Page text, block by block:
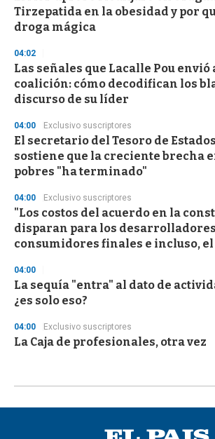
s
Tirzepatida en la obesidad y por
droga mágica
04:02
Las señales que Lacalle Pou envió
coalición: cómo decodifican los
discurso de su líder
04:00 Exclusivo suscriptores
El secretario del Tesoro de
sostiene que la creciente brecha
pobres "ha terminado"
04:00 Exclusivo suscriptores
"Los costos del acuerdo en la
disparan para los
consumidores finales e incluso, el
04:00
La sequía "entra" al dato de
¿es solo eso?
04:00 Exclusivo suscriptores
La Caja de profesionales, otra vez